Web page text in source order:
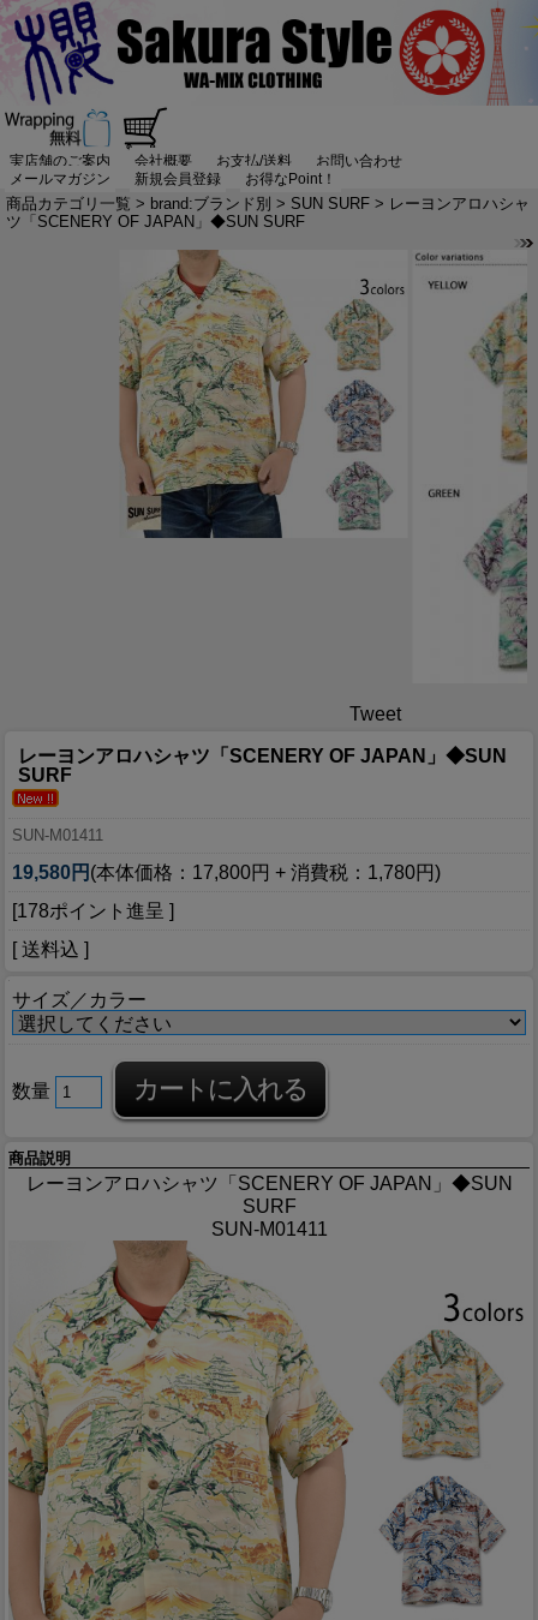
実店舗のご案内 会社概要 お支払/送料
お問い合わせ
メールマガジン
新規会員登録 お得なPoint！
商品カテゴリ一覧 > brand:ブランド別 > SUN SURF > レーヨンアロハシャ
ツ「SCENERY OF JAPAN」◆SUN SURF
Tweet
レーヨンアロハシャツ「SCENERY OF JAPAN」◆SUN
SURF
SUN-M01411
19,580円 (本体価格：17,800円 + 消費税：1,780円)
[178ポイント進呈 ]
[ 送料込 ]
サイズ／カラー
数量
商品説明
レーヨンアロハシャツ「SCENERY OF JAPAN」◆SUN
SURF
SUN-M01411